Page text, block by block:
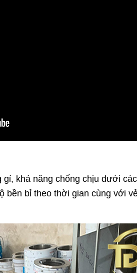
khả năng chống chịu dưới
bền bỉ theo thời gian cùng với